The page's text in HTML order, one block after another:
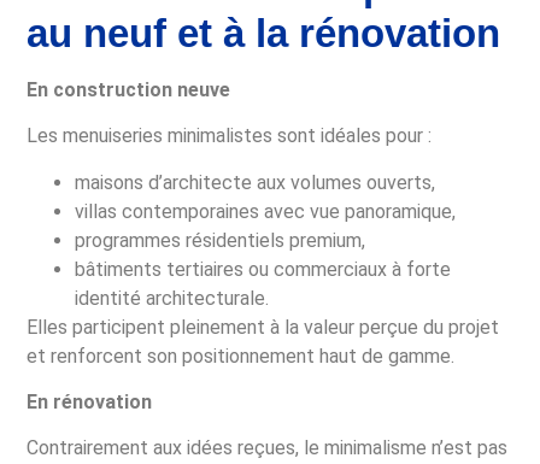
au neuf et à la rénovation
En construction neuve
Les menuiseries minimalistes sont idéales pour :
maisons d’architecte aux volumes ouverts,
villas contemporaines avec vue panoramique,
programmes résidentiels premium,
bâtiments tertiaires ou commerciaux à forte
identité architecturale.
Elles participent pleinement à la valeur perçue du projet
et renforcent son positionnement haut de gamme.
En rénovation
Contrairement aux idées reçues, le minimalisme n’est pas